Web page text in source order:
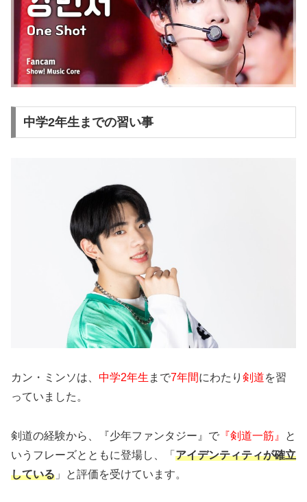
中学2年生までの習い事
カン・ミンソは、 中学2年生 まで7年間にわたり 剣道を習
っていました。
剣道の経験から、『少年ファンタジー』で 『剣道一筋』
と
いうフレーズとともに登場し、「 アイデンティティが確立
している 」と評価を受けています。